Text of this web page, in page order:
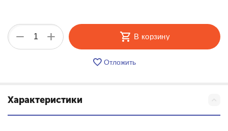
+
− В корзину
Отложить
Характеристики